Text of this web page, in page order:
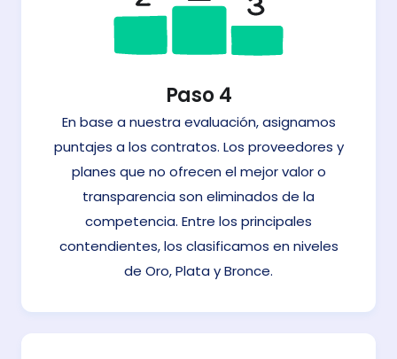
Paso 4
En base a nuestra evaluación, asignamos
puntajes a los contratos. Los proveedores y
planes que no ofrecen el mejor valor o
transparencia son eliminados de la
competencia. Entre los principales
contendientes, los clasificamos en niveles
de Oro, Plata y Bronce.